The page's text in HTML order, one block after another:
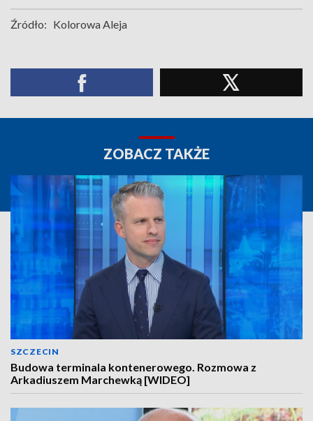
Źródło: Kolorowa Aleja
ZOBACZ TAKŻE
SZCZECIN
Budowa terminala kontenerowego. Rozmowa z
Arkadiuszem Marchewką [WIDEO]